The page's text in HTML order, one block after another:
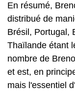
En résumé,
distribué de
Brésil, Portugal,
Thaïlande étant
nombre de
et est, en
mais l'essentiel